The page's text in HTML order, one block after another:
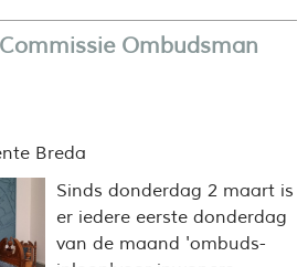
Ombudsman
Breda
Sinds donderdag 2 maart is
er iedere eerste donderdag
van de maand 'ombuds-